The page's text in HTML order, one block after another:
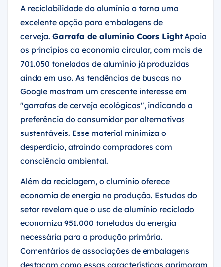
A reciclabilidade do alumínio o torna uma
excelente opção para embalagens de
cerveja. Garrafa de alumínio Coors Light Apoia
os princípios da economia circular, com mais de
701.050 toneladas de alumínio já produzidas
ainda em uso. As tendências de buscas no
Google mostram um crescente interesse em
"garrafas de cerveja ecológicas", indicando a
preferência do consumidor por alternativas
sustentáveis. Esse material minimiza o
desperdício, atraindo compradores com
consciência ambiental.
Além da reciclagem, o alumínio oferece
economia de energia na produção. Estudos do
setor revelam que o uso de alumínio reciclado
economiza 951.000 toneladas da energia
necessária para a produção primária.
Comentários de associações de embalagens
destacam como essas características aprimoram